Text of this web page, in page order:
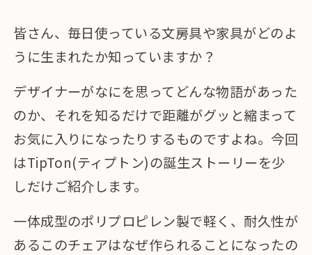
皆さん、毎日使っている文房具や家具がどのよ
うに生まれたか知っていますか？
デザイナーがなにを思ってどんな物語があった
のか、それを知るだけで距離がグッと縮まって
お気に入りになったりするものですよね。今回
はTipTon(ティプトン)の誕生ストーリーを少
しだけご紹介します。
一体成型のポリプロピレン製で軽く、耐久性が
あるこのチェアはなぜ作られることになったの